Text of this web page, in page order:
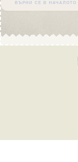
върни се в началото